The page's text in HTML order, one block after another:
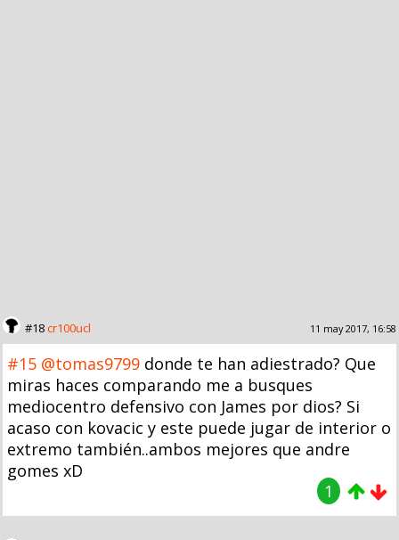
#18cr100ucl 11 may 2017, 16:58
#15 @tomas9799 donde te han adiestrado? Que
miras haces comparando me a busques
mediocentro defensivo con James por dios? Si
acaso con kovacic y este puede jugar de interior o
extremo también..ambos mejores que andre
gomes xD
1